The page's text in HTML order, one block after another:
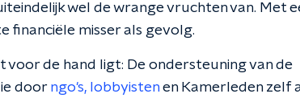
wel de wrange vruchten van. Met
financiële misser als gevolg.
de hand ligt: De ondersteuning van de
door ngo's, lobbyisten en Kamerleden zelf